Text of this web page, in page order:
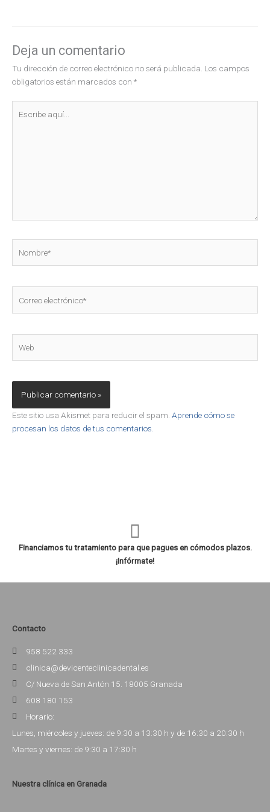
Deja un comentario
Tu dirección de correo electrónico no será publicada. Los campos
obligatorios están marcados con *
aquí...
electrónico*
Este sitio usa Akismet para reducir el spam. Aprende cómo se
procesan los datos de tus comentarios.
Financiamos tu tratamiento para que pagues en cómodos plazos.
¡Infórmate!
Contacto
958 522 333
clinica@devicenteclinicadental.es
C/ Nueva de San Antón 15. 18005 Granada
608 180 153
Horario:
Lunes, miércoles y jueves: de 9:30 a 13:30 h y de 16:30 a 20:30 h
Martes y viernes: de 9:30 a 17:30 h
Nuestra clínica en Granada